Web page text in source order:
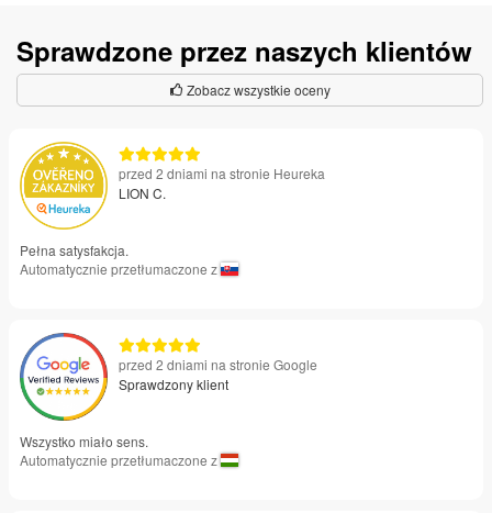
Sprawdzone przez naszych klientów
Zobacz wszystkie oceny
przed 2 dniami na stronie Heureka
LION C.
Pełna satysfakcja.
Automatycznie przetłumaczone z
przed 2 dniami na stronie Google
Sprawdzony klient
Wszystko miało sens.
Automatycznie przetłumaczone z